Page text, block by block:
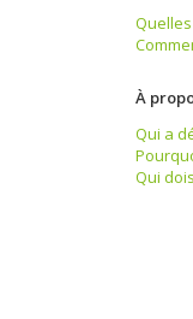
À
Qui a
Qui